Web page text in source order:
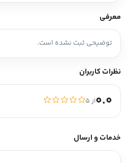
معرفی
توضیحی ثبت نشده است.
نظرات کاربران
0.0از ۵
خدمات و ارسال